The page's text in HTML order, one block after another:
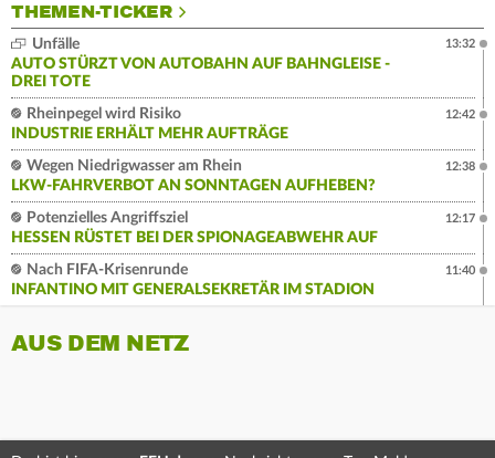
THEMEN-TICKER
Unfälle
AUTO STÜRZT VON AUTOBAHN AUF BAHNGLEISE -
DREI TOTE
13:32
Rheinpegel wird Risiko
INDUSTRIE ERHÄLT MEHR AUFTRÄGE
12:42
Wegen Niedrigwasser am Rhein
LKW-FAHRVERBOT AN SONNTAGEN AUFHEBEN?
12:38
Potenzielles Angriffsziel
HESSEN RÜSTET BEI DER SPIONAGEABWEHR AUF
12:17
Nach FIFA-Krisenrunde
INFANTINO MIT GENERALSEKRETÄR IM STADION
11:40
AUS DEM NETZ